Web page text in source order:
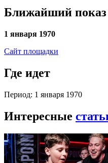
Ближайший показ
1 января 1970
Сайт площадки
Где идет
Период: 1 января 1970
Интересные